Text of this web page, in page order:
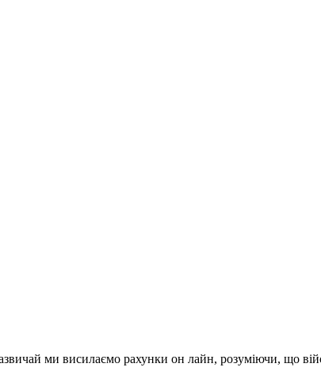
ми висилаємо рахунки он лайн, розуміючи, що